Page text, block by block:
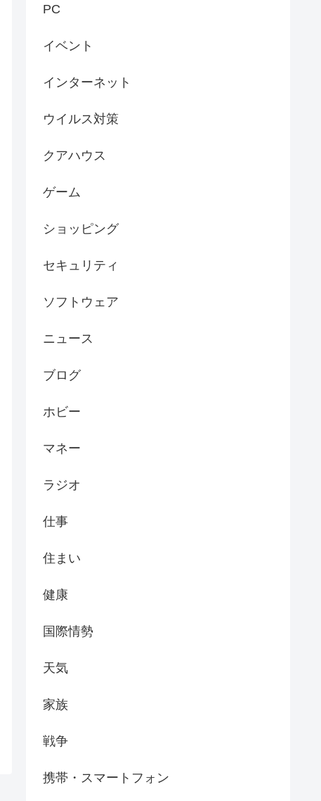
PC
イベント
インターネット
ウイルス対策
クアハウス
ゲーム
ショッピング
セキュリティ
ソフトウェア
ニュース
ブログ
ホビー
マネー
ラジオ
仕事
住まい
健康
国際情勢
天気
家族
戦争
携帯・スマートフォン